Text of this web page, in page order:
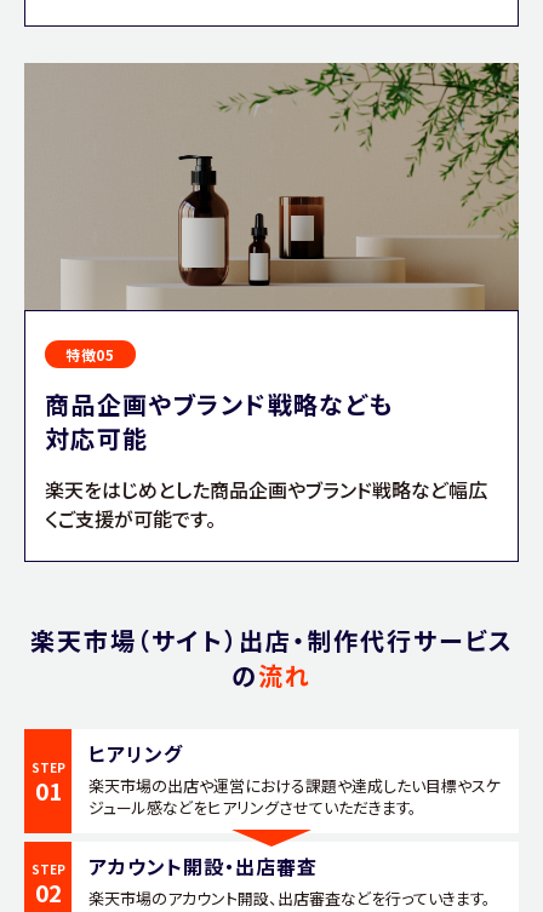
特徴05
商品企画やブランド戦略なども
対応可能
楽天をはじめとした商品企画やブランド戦略など幅広
くご支援が可能です。
楽天市場（サイト）出店・制作代行サービス
の流れ
STEP
01
ヒアリング
楽天市場の出店や運営における課題や達成したい目標やスケ
ジュール感などをヒアリングさせていただきます。
STEP
02
アカウント開設・出店審査
楽天市場のアカウント開設、出店審査などを行っていきます。